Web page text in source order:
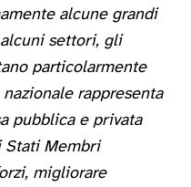
alcune grandi
settori, gli
particolarmente
rappresenta
pubblica e privata
Stati Membri
migliorare